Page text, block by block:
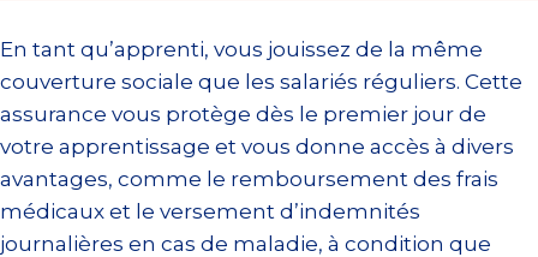
En tant qu’apprenti, vous jouissez de la même
couverture sociale que les salariés réguliers. Cette
assurance vous protège dès le premier jour de
votre apprentissage et vous donne accès à divers
avantages, comme le remboursement des frais
médicaux et le versement d’indemnités
journalières en cas de maladie, à condition que